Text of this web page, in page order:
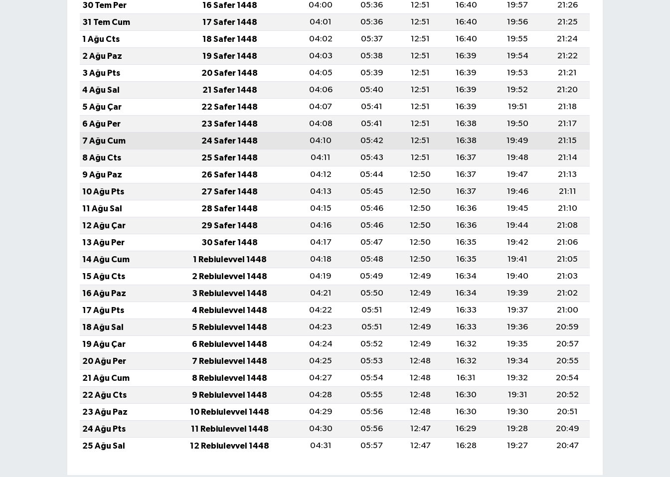
30 Tem Per
16 Safer 1448 04:00 05:36 12:51 16:40 19:57
21:26
31 Tem Cum
17 Safer 1448 04:01 05:36 12:51 16:40 19:56
21:25
1 Ağu Cts
18 Safer 1448 04:02 05:37 12:51 16:40 19:55
21:24
2 Ağu Paz
19 Safer 1448 04:03 05:38 12:51 16:39 19:54
21:22
3 Ağu Pts
20 Safer 1448 04:05 05:39 12:51 16:39 19:53
21:21
4 Ağu Sal
21 Safer 1448 04:06 05:40 12:51 16:39 19:52
21:20
5 Ağu Çar
22 Safer 1448 04:07 05:41 12:51 16:39 19:51
21:18
6 Ağu Per
23 Safer 1448 04:08 05:41 12:51 16:38 19:50
21:17
7 Ağu Cum
24 Safer 1448 04:10 05:42 12:51 16:38 19:49
21:15
8 Ağu Cts
25 Safer 1448 04:11 05:43 12:51 16:37 19:48
21:14
9 Ağu Paz
26 Safer 1448 04:12 05:44 12:50 16:37 19:47
21:13
10 Ağu Pts
27 Safer 1448 04:13 05:45 12:50 16:37 19:46
21:11
11 Ağu Sal
28 Safer 1448 04:15 05:46 12:50 16:36 19:45
21:10
12 Ağu Çar
29 Safer 1448 04:16 05:46 12:50 16:36 19:44
21:08
13 Ağu Per
30 Safer 1448 04:17 05:47 12:50 16:35 19:42
21:06
14 Ağu Cum
1 Rebiulevvel 1448 04:18 05:48 12:50 16:35 19:41
21:05
15 Ağu Cts
2 Rebiulevvel 1448 04:19 05:49 12:49 16:34 19:40
21:03
16 Ağu Paz
3 Rebiulevvel 1448 04:21 05:50 12:49 16:34 19:39
21:02
17 Ağu Pts
4 Rebiulevvel 1448 04:22 05:51 12:49 16:33 19:37
21:00
18 Ağu Sal
5 Rebiulevvel 1448 04:23 05:51 12:49 16:33 19:36
20:59
19 Ağu Çar
6 Rebiulevvel 1448 04:24 05:52 12:49 16:32 19:35
20:57
20 Ağu Per
7 Rebiulevvel 1448 04:25 05:53 12:48 16:32 19:34
20:55
21 Ağu Cum
8 Rebiulevvel 1448 04:27 05:54 12:48 16:31 19:32
20:54
22 Ağu Cts
9 Rebiulevvel 1448 04:28 05:55 12:48 16:30 19:31
20:52
23 Ağu Paz
10 Rebiulevvel 1448 04:29 05:56 12:48 16:30 19:30
20:51
24 Ağu Pts
11 Rebiulevvel 1448 04:30 05:56 12:47 16:29 19:28
20:49
25 Ağu Sal
12 Rebiulevvel 1448 04:31 05:57 12:47 16:28 19:27 20:47